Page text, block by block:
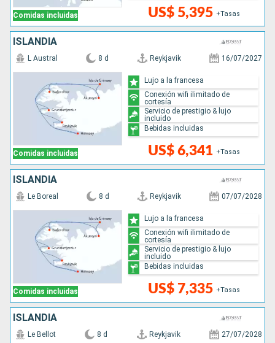
Comidas incluidas US$ 5,395 +Tasas
ISLANDIA
Comidas incluidas
L Austral 8 d Reykjavik 16/07/2027
US$ 6,341 +Tasas
Lujo a la francesa
Conexión wifi ilimitado de
cortesía
Servicio de prestigio & lujo
incluido
Bebidas incluidas
ISLANDIA
Comidas incluidas
Le Boreal 8 d Reykjavik 07/07/2028
US$ 7,335 +Tasas
Lujo a la francesa
Conexión wifi ilimitado de
cortesía
Servicio de prestigio & lujo
incluido
Bebidas incluidas
ISLANDIA
Le Bellot 8 d Reykjavik 27/07/2028